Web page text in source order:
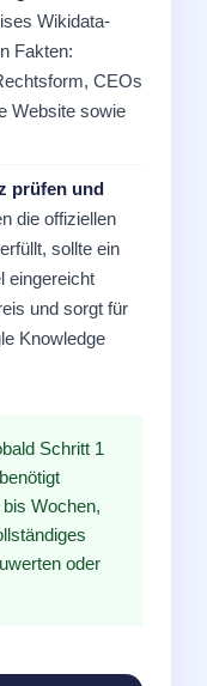
Wikidata-
Fakten:
CEOs
Website sowie
prüfen und
die offiziellen
erfüllt, sollte ein
eingereicht
und sorgt für
Knowledge
Schritt 1
Wochen,
oder